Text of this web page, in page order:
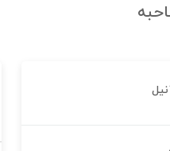
را بنویسید